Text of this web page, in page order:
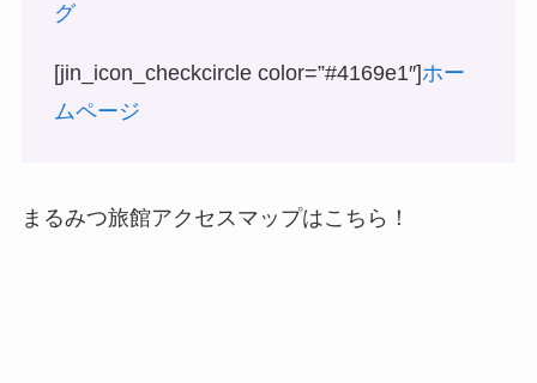
グ
[jin_icon_checkcircle color=”#4169e1″]ホー
ムページ
まるみつ旅館アクセスマップはこちら！